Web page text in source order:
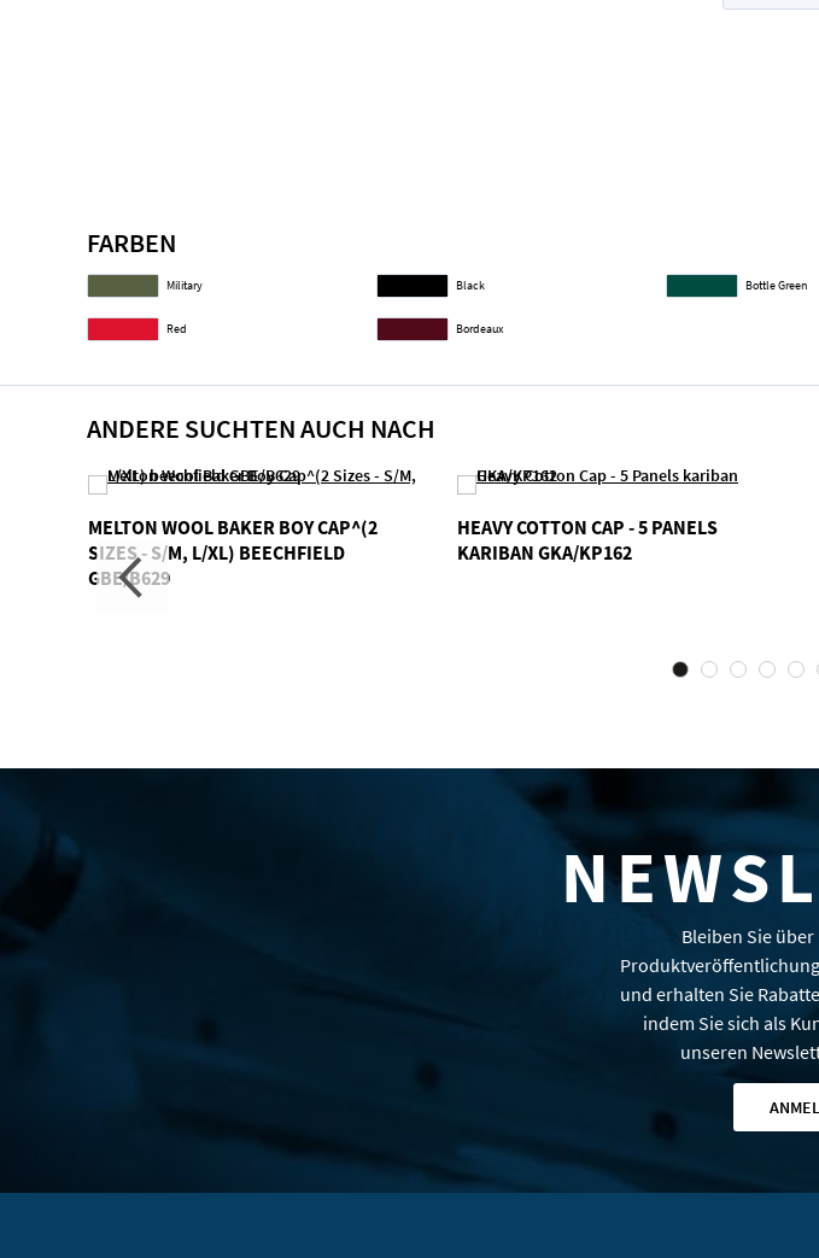
FARBEN
Military Black Bottle Green
Red Bordeaux
ANDERE SUCHTEN AUCH NACH
MELTON WOOL BAKER BOY CAP^(2
SIZES - S/M, L/XL) BEECHFIELD
GBE/B629
HEAVY COTTON CAP - 5 PANELS
KARIBAN GKA/KP162
Bleiben Sie
und erhalten Sie
indem Sie sich als
unseren